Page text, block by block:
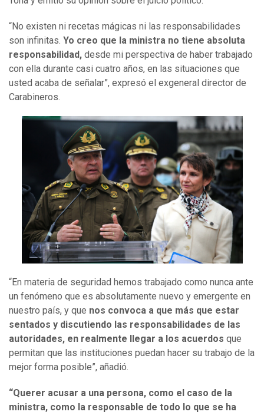
“No existen ni recetas mágicas ni las responsabilidades
son infinitas. Yo creo que la ministra no tiene absoluta
responsabilidad, desde mi perspectiva de haber trabajado
con ella durante casi cuatro años, en las situaciones que
usted acaba de señalar”, expresó el exgeneral director de
Carabineros.
“En materia de seguridad hemos trabajado como nunca ante
un fenómeno que es absolutamente nuevo y emergente en
nuestro país, y que nos convoca a que más que estar
sentados y discutiendo las responsabilidades de las
autoridades, en realmente llegar a los acuerdos que
permitan que las instituciones puedan hacer su trabajo de la
mejor forma posible”, añadió.
“Querer acusar a una persona, como el caso de la
ministra, como la responsable de todo lo que se ha